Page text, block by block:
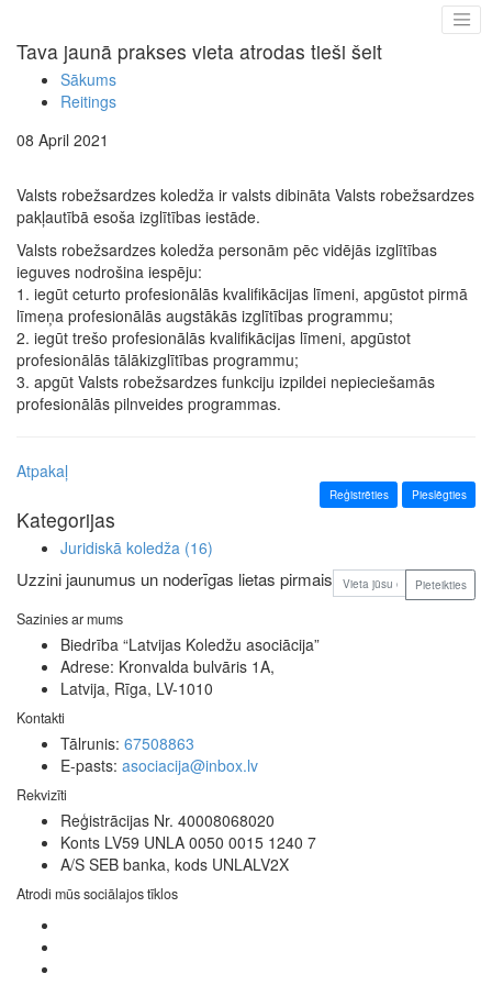
Tava jaunā prakses vieta atrodas tieši šeit
Sākums
Reitings
08 April 2021
Valsts robežsardzes koledža ir valsts dibināta Valsts robežsardzes
pakļautībā esoša izglītības iestāde.
Valsts robežsardzes koledža personām pēc vidējās izglītības
ieguves nodrošina iespēju:
1. iegūt ceturto profesionālās kvalifikācijas līmeni, apgūstot pirmā
līmeņa profesionālās augstākās izglītības programmu;
2. iegūt trešo profesionālās kvalifikācijas līmeni, apgūstot
profesionālās tālākizglītības programmu;
3. apgūt Valsts robežsardzes funkciju izpildei nepieciešamās
profesionālās pilnveides programmas.
Atpakaļ
Reģistrēties Pieslēgties
Kategorijas
Juridiskā koledža (16)
Uzzini jaunumus un noderīgas lietas pirmais Pieteikties
Sazinies ar mums
Biedrība “Latvijas Koledžu asociācija”
Adrese: Kronvalda bulvāris 1A,
Latvija, Rīga, LV-1010
Kontakti
Tālrunis: 67508863
E-pasts: asociacija@inbox.lv
Rekvizīti
Reģistrācijas Nr. 40008068020
Konts LV59 UNLA 0050 0015 1240 7
A/S SEB banka, kods UNLALV2X
Atrodi mūs sociālajos tīklos